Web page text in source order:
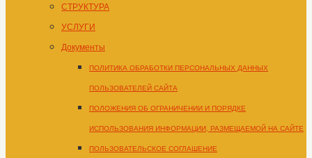
СТРУКТУРА
УСЛУГИ
Документы
ПОЛИТИКА ОБРАБОТКИ ПЕРСОНАЛЬНЫХ ДАННЫХ
ПОЛЬЗОВАТЕЛЕЙ САЙТА
ПОЛОЖЕНИЯ ОБ ОГРАНИЧЕНИИ И ПОРЯДКЕ
ИСПОЛЬЗОВАНИЯ ИНФОРМАЦИИ, РАЗМЕЩАЕМОЙ НА САЙТЕ
ПОЛЬЗОВАТЕЛЬСКОЕ СОГЛАШЕНИЕ